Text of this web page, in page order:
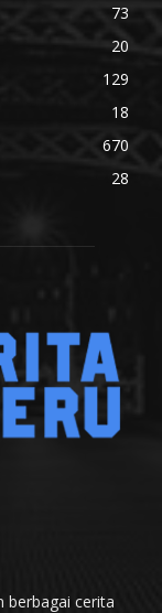
73
20
129
18
670
28
berbagai cerita